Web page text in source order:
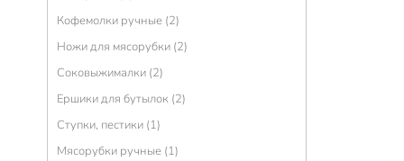
Кофемолки ручные (2)
Ножи для мясорубки (2)
Соковыжималки (2)
Ершики для бутылок (2)
Ступки, пестики (1)
Мясорубки ручные (1)